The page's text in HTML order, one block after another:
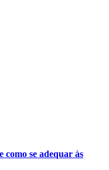
como se adequar às